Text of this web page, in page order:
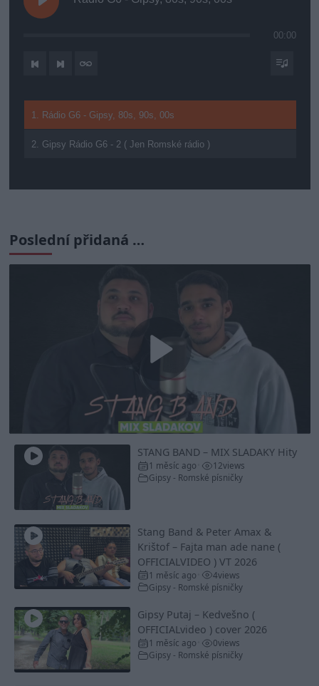
00:00
1. Rádio G6 - Gipsy, 80s, 90s, 00s
2. Gipsy Rádio G6 - 2 ( Jen Romské rádio )
Poslední přidaná …
Play
Video
STANG BAND – MIX SLADAKY Hity
1 měsíc ago 12views
Gipsy - Romské písničky
Stang Band & Peter Amax &
Krištof – Fajta man ade nane (
OFFICIALVIDEO ) VT 2026
1 měsíc ago 4views
Gipsy - Romské písničky
Gipsy Putaj – Kedvešno (
OFFICIALvideo ) cover 2026
1 měsíc ago 0views
Gipsy - Romské písničky